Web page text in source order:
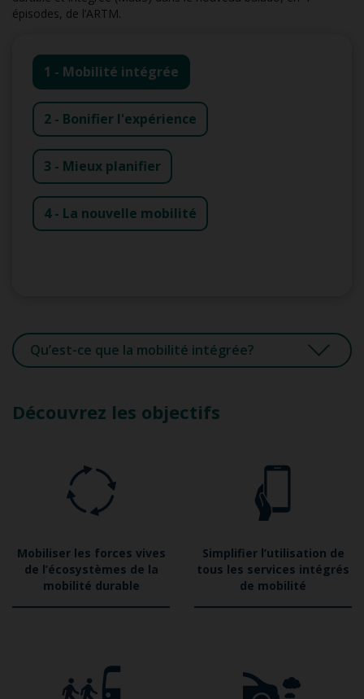
épisodes, de l’ARTM.
1 - Mobilité intégrée
2 - Bonifier l'expérience
3 - Mieux planifier
4 - La nouvelle mobilité
Qu’est-ce que la mobilité intégrée?
Découvrez les objectifs
Mobiliser les forces vives
de l’écosystèmes de la
mobilité durable
Simplifier l’utilisation de
tous les services intégrés
de mobilité